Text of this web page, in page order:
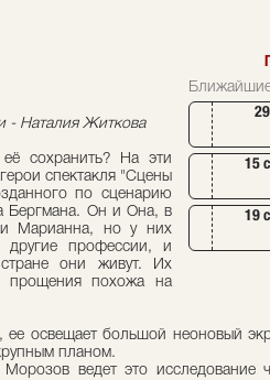
15
19
- Наталия Житкова
сохранить? На эти
спектакля "Сцены
по сценарию
Бергмана. Он и Она, в
и Марианна, но у них
другие профессии, и
они живут. Их
прощения похожа на
ее освещает большой неоновый
планом.
ведет это исследование